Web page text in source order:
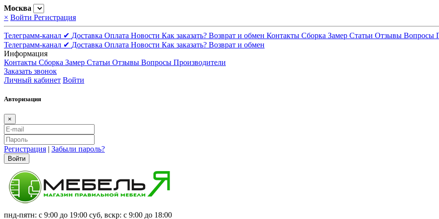
Москва
× Войти Регистрация
Телеграмм-канал ✔ Доставка Оплата Новости Как заказать? Возврат и обмен Контакты Сборка Замер Статьи Отзывы Вопросы
Телеграмм-канал ✔ Доставка Оплата Новости Как заказать? Возврат и обмен
Информация
Контакты Сборка Замер Статьи Отзывы Вопросы Производители
Заказать звонок
Личный кабинет Войти
Авторизация
×
Регистрация | Забыли пароль?
Войти
пнд-пятн: с 9:00 до 19:00 суб, вскр: с 9:00 до 18:00